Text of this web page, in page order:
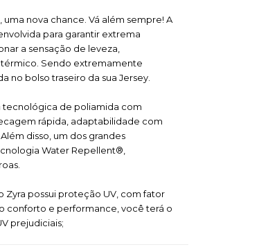
nova chance. Vá além sempre! A
para garantir extrema
a sensação de leveza,
Sendo extremamente
no bolso traseiro da sua Jersey.
tecnológica de poliamida com
rápida, adaptabilidade com
disso, um dos grandes
Water Repellent®,
Zyra possui proteção UV, com fator
conforto e performance, você terá o
prejudiciais;